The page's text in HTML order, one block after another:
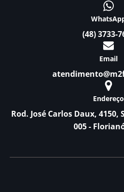
(48) 3733-
Email
Endereço
Rod. José Carlos Daux, 4150,
005 -